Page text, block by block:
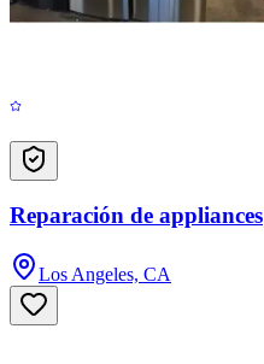
Reparación de appliances
Los Angeles, CA